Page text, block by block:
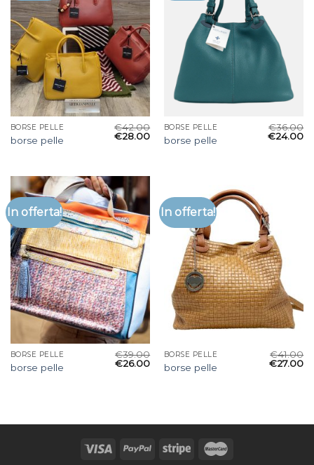
BORSE PELLE
borse pelle
€42.00
€28.00
BORSE PELLE
borse pelle
€36.00
€24.00
In offerta!
BORSE PELLE
borse pelle
€39.00
€26.00
In offerta!
BORSE PELLE
borse pelle
€41.00
€27.00